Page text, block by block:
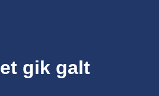
gik galt